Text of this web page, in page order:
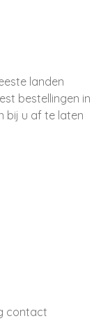
landen
bestellingen in
bij u af te laten
contact